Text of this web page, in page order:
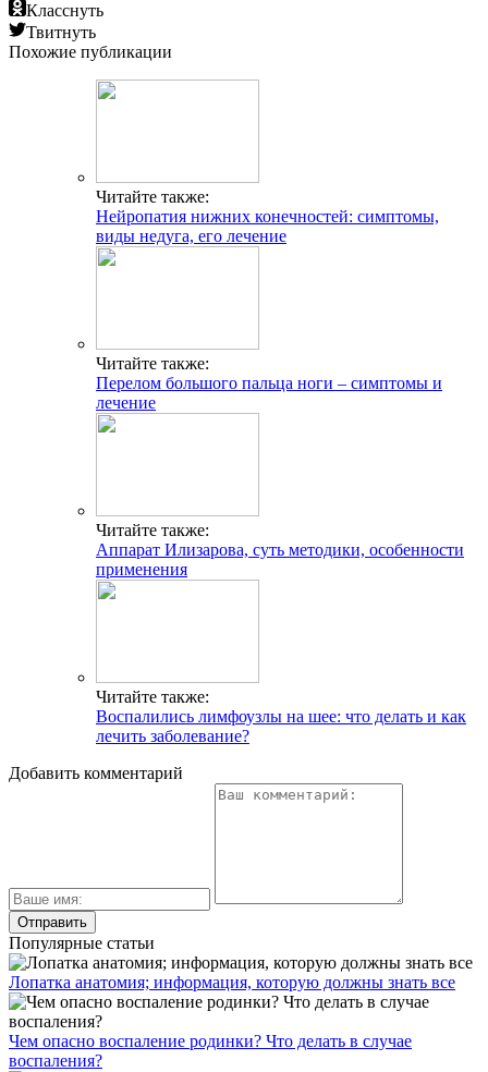
Класснуть
Твитнуть
Похожие публикации
Читайте также:
Нейропатия нижних конечностей: симптомы,
виды недуга, его лечение
Читайте также:
Перелом большого пальца ноги – симптомы и
лечение
Читайте также:
Аппарат Илизарова, суть методики, особенности
применения
Читайте также:
Воспалились лимфоузлы на шее: что делать и как
лечить заболевание?
Добавить комментарий
Популярные статьи
Лопатка анатомия; информация, которую должны знать все
Чем опасно воспаление родинки? Что делать в случае
воспаления?